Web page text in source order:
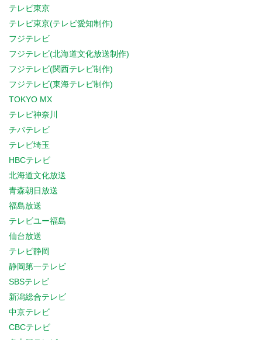
テレビ東京
テレビ東京(テレビ愛知制作)
フジテレビ
フジテレビ(北海道文化放送制作)
フジテレビ(関西テレビ制作)
フジテレビ(東海テレビ制作)
TOKYO MX
テレビ神奈川
チバテレビ
テレビ埼玉
HBCテレビ
北海道文化放送
青森朝日放送
福島放送
テレビユー福島
仙台放送
テレビ静岡
静岡第一テレビ
SBSテレビ
新潟総合テレビ
中京テレビ
CBCテレビ